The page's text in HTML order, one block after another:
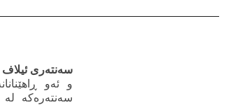
سەنتەری ئیلاف
و ئەو